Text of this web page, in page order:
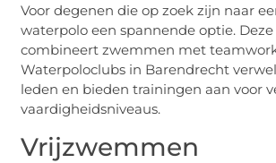
Voor degenen die op zoek zijn naar
waterpolo een spannende optie.
combineert zwemmen met
Waterpoloclubs in Barendrecht
leden en bieden trainingen aan voor
vaardigheidsniveaus.
Vrijzwemmen